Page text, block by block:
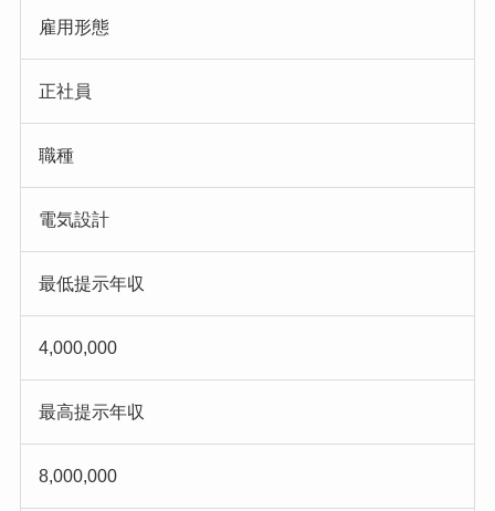
雇用形態
正社員
職種
電気設計
最低提示年収
4,000,000
最高提示年収
8,000,000